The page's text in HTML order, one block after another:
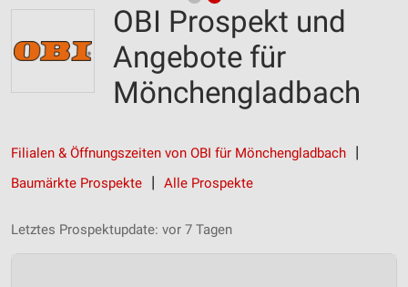
OBI Prospekt und
Angebote für
Mönchengladbach
Filialen & Öffnungszeiten von OBI für Mönchengladbach
Baumärkte Prospekte
Alle Prospekte
Letztes Prospektupdate: vor 7 Tagen